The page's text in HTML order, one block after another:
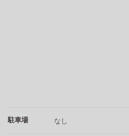
駐車場 なし